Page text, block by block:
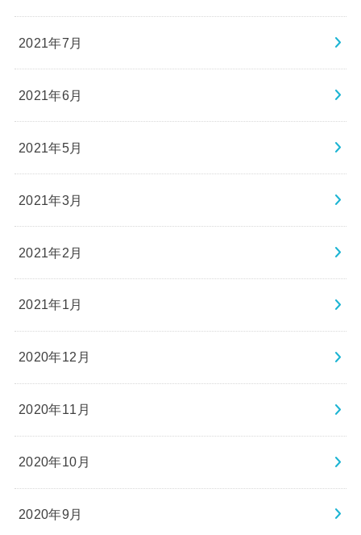
2021年7月
2021年6月
2021年5月
2021年3月
2021年2月
2021年1月
2020年12月
2020年11月
2020年10月
2020年9月